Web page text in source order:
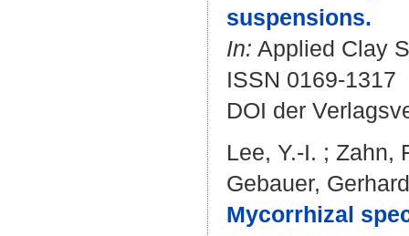
suspensions.
In: Applied Clay
ISSN 0169-1317
DOI der
Lee, Y.-I. ; Zahn,
Gebauer, Gerhard
Mycorrhizal